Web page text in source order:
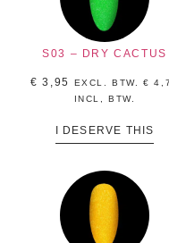
S03 – DRY CACTUS
€ 3,95 EXCL. BTW.€
INCL, BTW.
I DESERVE THIS